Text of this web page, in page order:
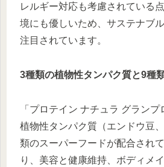
レルギー対応も考慮されている
境にも優しいため、サステナブ
注目されています。
3種類の植物性タンパク質と9種
「プロテイン ナチュラ グラン
植物性タンパク質（エンドウ豆
類のスーパーフードが配合され
り、美容と健康維持、ボディメ